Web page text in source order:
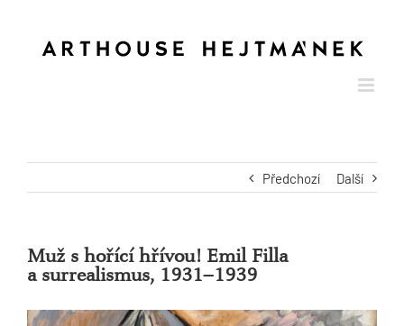
content
Předchozí Další
Muž s hořící hřívou! Emil Filla
a surrealismus, 1931–1939